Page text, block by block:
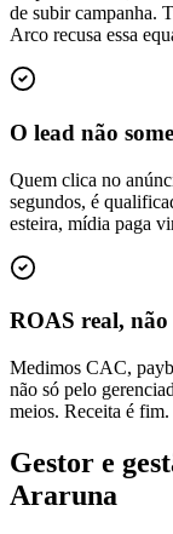
de subir campanha.
Arco recusa essa
O lead não
Quem clica no
segundos, é
esteira, mídia paga
ROAS real,
Medimos CAC,
não só pelo
meios. Receita é fim.
Gestor e
Araruna